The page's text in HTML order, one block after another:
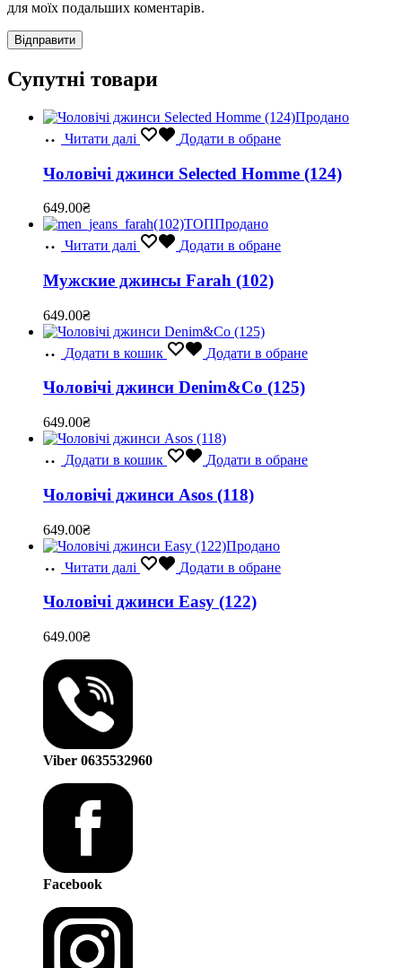
для моїх подальших коментарів.
Супутні товари
Продано
Читати далі
Додати в обране
Чоловічі джинси Selected Homme (124)
649.00₴
ТОППродано
Читати далі
Додати в обране
Мужские джинсы Farah (102)
649.00₴
Додати в кошик Додати в обране
Чоловічі джинси Denim&Co (125)
649.00₴
Додати в кошик Додати в обране
Чоловічі джинси Asos (118)
649.00₴
Продано
Читати далі
Додати в обране
Чоловічі джинси Easy (122)
649.00₴
Viber 0635532960
Facebook